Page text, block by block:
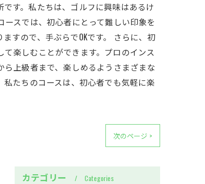
す。私たちは、ゴルフに興味はあるけ
スでは、初心者にとって難しい印象を
すので、手ぶらでOKです。 さらに、初
楽しむことができます。プロのインス
上級者まで、楽しめるようさまざまな
たちのコースは、初心者でも気軽に楽
次のページ >
カテゴリー Categories